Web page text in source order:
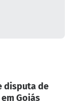
disputa de
Goiás